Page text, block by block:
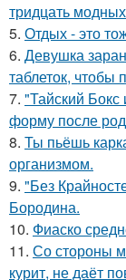
тридцать
5. Отдых - это
6. Девушка
таблеток, чтобы
7. "Тайский
форму после
8. Ты пьёшь
организмом.
9. "Без
Бородина.
10. Фиаско
11. Со стороны
курит, не даёт